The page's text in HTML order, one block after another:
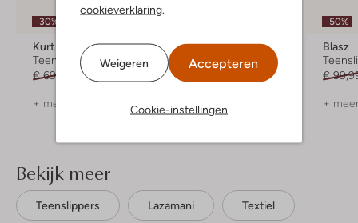
cookieverklaring.
Weigeren Accepteren
Cookie-instellingen
-30%
Kurt Geiger London
Teenslippers
€ 69,99
€ 48,99
+ meer kleuren
Blasz
Teenslippers
€ 49,99
€ 29,99
+ meer kleuren
-50%
Blasz
€
+
Bekijk meer
Teenslippers Lazamani Textiel